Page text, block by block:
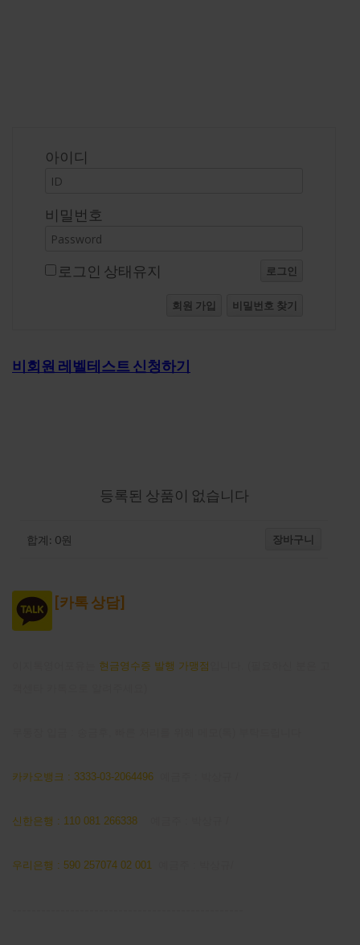
아이디
비밀번호
로그인 상태유지 로그인
회원 가입 비밀번호 찾기
비회원 레벨테스트 신청하기
등록된 상품이 없습니다
합계: 0원 장바구니
[카톡 상담]
현금영수증 발행 가맹점
카카오뱅크 : 3333-03-2064496
신한은행 : 110 081 266338
우리은행 : 590 257074 02 001